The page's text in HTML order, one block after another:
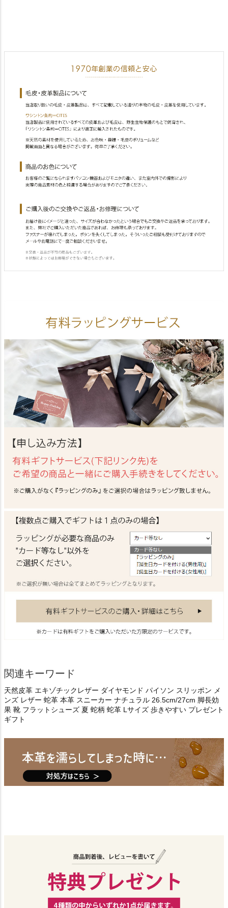
関連キーワード
天然皮革 エキゾチックレザー ダイヤモンド パイソン スリッポン メ
ンズ レザー 蛇革 本革 スニーカー ナチュラル 26.5cm/27cm 脚長効
果 靴 フラットシューズ 夏 蛇柄 蛇革 Lサイズ 歩きやすい プレゼント
ギフト